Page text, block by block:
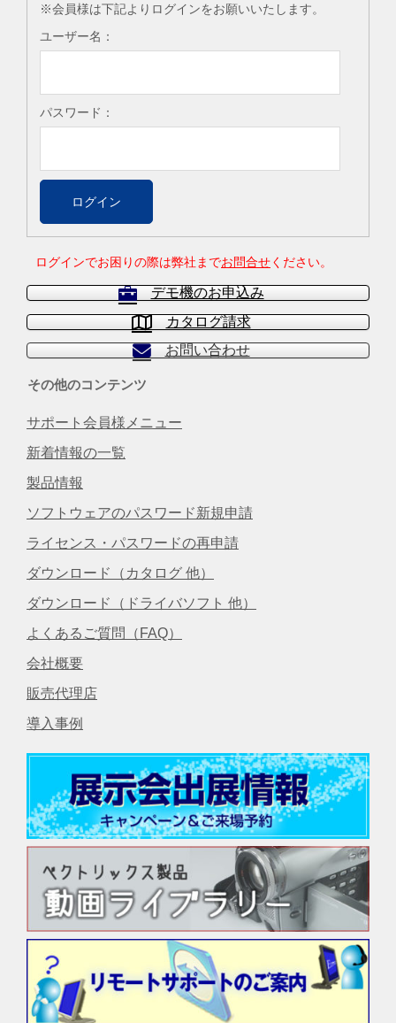
※会員様は下記よりログインをお願いいたします。
ユーザー名：
パスワード：
ログインでお困りの際は弊社までお問合せください。
デモ機のお申込み
カタログ請求
お問い合わせ
その他のコンテンツ
サポート会員様メニュー
新着情報の一覧
製品情報
ソフトウェアのパスワード新規申請
ライセンス・パスワードの再申請
ダウンロード（カタログ 他）
ダウンロード（ドライバソフト 他）
よくあるご質問（FAQ）
会社概要
販売代理店
導入事例